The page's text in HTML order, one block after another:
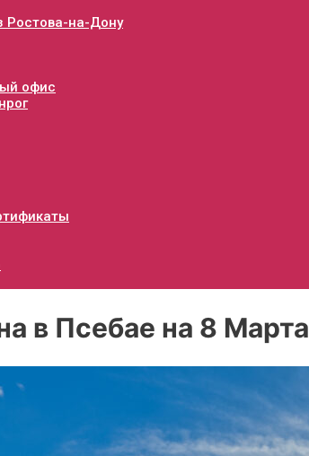
Ростова-на-Дону
офис
в Псебае на 8 Марта